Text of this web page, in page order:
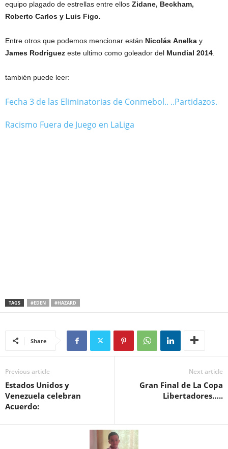
equipo plagado de estrellas entre ellos Zidane, Beckham,
Roberto Carlos y Luis Figo.
Entre otros que podemos mencionar están Nicolás Anelka y
James Rodríguez este ultimo como goleador del Mundial 2014
también puede leer:
Fecha 3 de las Eliminatorias de Conmebol.. ..Partidazos.
Racismo Fuera de Juego en LaLiga
TAGS #EDEN #HAZARD
Share
Previous article
Estados Unidos y
Venezuela celebran
Acuerdo:
Next article
Gran Final de La Copa
Libertadores…..